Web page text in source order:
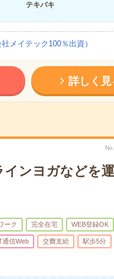
テキパキ
メイテック100％出資）
詳しく見
インヨガなどを
ーク 完全在宅 WEB登録OK
通信Web 交費支給 駅歩5分